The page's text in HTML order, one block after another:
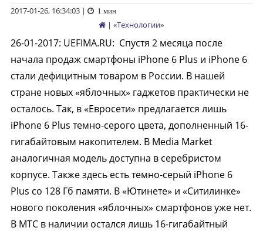
2017-01-26, 16:34:03| 1 мин
| «Технологии»
26-01-2017: UEFIMA.RU: Спустя 2 месяца после
начала продаж смартфоны iPhone 6 Plus и iPhone 6
стали дефицитным товаром в России. В нашей
стране новых «яблочных» гаджетов практически не
осталось. Так, в «Евросети» предлагается лишь
iPhone 6 Plus темно-серого цвета, дополненный 16-
гигабайтовым накопителем. В Media Market
аналогичная модель доступна в серебристом
корпусе. Также здесь есть темно-серый iPhone 6
Plus со 128 Гб памяти. В «Ютинете» и «Ситилинке»
нового поколения «яблочных» смартфонов уже нет.
В МТС в наличии остался лишь 16-гигабайтный